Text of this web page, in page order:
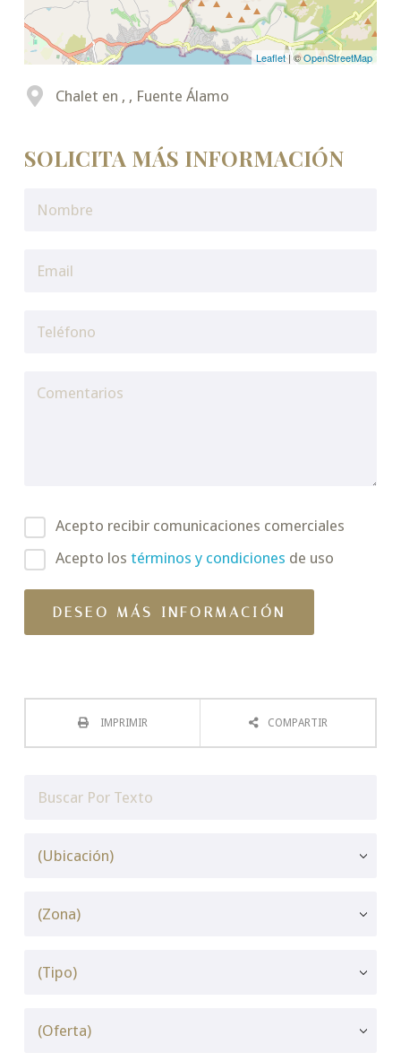
Leaflet| ©OpenStreetMap
Chalet en , , Fuente Álamo
SOLICITA MÁS INFORMACIÓN
Acepto recibir comunicaciones comerciales
Acepto los términos y condiciones de uso
IMPRIMIR COMPARTIR